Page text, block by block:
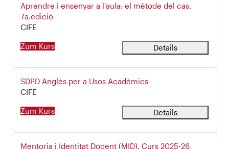
Kursname
Aprendre i ensenyar a l'aula: el mètode del cas.
7a.edició
Kursbereich
CIFE
Zum Kurs Details
Kursname
SDPD Anglès per a Usos Acadèmics
Kursbereich
CIFE
Zum Kurs Details
Kursname
Mentoria i Identitat Docent (MID). Curs 2025-26